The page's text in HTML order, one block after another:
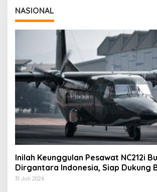
NASIONAL
Inilah Keunggulan Pesawat NC212i
Dirgantara Indonesia, Siap Dukung
Operasi TNI
31 Juli 2026